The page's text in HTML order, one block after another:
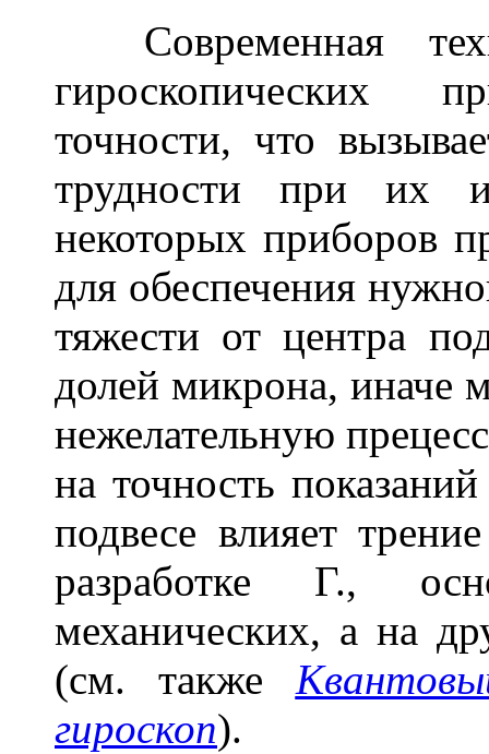
Современная
гироскопических
точности, что
трудности при их
некоторых приборов
для обеспечения
тяжести от центра
долей микрона, иначе
нежелательную
на точность
подвесе влияет
разработке Г.,
механических, а на
(см. также
гироскоп).